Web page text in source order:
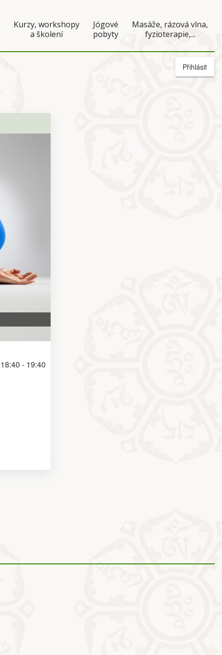
Kurzy, workshopy
a školení
Jógové
pobyty
Masáže, rázová vlna,
fyzioterapie,...
Přihlásit
18:40 - 19:40